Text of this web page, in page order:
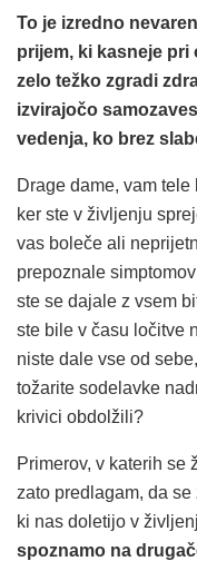
To je izredno
prijem, ki kasneje pri
zelo težko zgradi
izvirajočo
vedenja, ko brez
Drage dame, vam
ker ste v življenju
vas boleče ali
prepoznale
ste se dajale z vsem
ste bile v času ločitve
niste dale vse od
tožarite sodelavke
krivici obdolžili?
Primerov, v katerih se
zato predlagam, da
ki nas doletijo v
spoznamo na